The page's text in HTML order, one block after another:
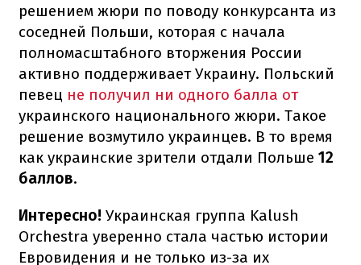
решением жюри по поводу конкурсанта из
соседней Польши, которая с начала
полномасштабного вторжения России
активно поддерживает Украину. Польский
певец не получил ни одного балла от
украинского национального жюри. Такое
решение возмутило украинцев. В то время
как украинские зрители отдали Польше 12
баллов.
Интересно! Украинская группа Kalush
Orchestra уверенно стала частью истории
Евровидения и не только из-за их